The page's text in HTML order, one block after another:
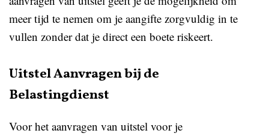
meer tijd te nemen om je aangifte zorgvuldig in te
vullen zonder dat je direct een boete riskeert.
Uitstel Aanvragen bij de
Belastingdienst
Voor het aanvragen van uitstel voor je